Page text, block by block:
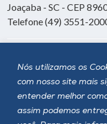
Nós utilizamos os
com nosso site mais
entender melhor
assim podemos
Joaçaba - SC - CEP
Telefone (49) 3551-
Siga a Unoesc